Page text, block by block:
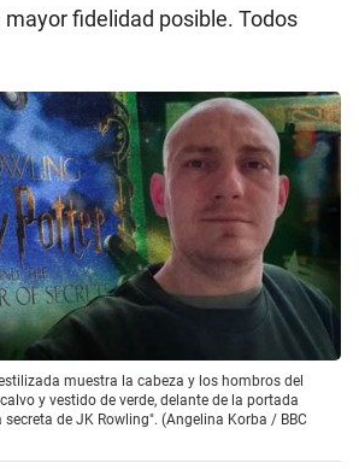
fidelidad posible. Todos
muestra la cabeza y los hombros del
y vestido de verde, delante de la portada
de JK Rowling". (Angelina Korba / BBC